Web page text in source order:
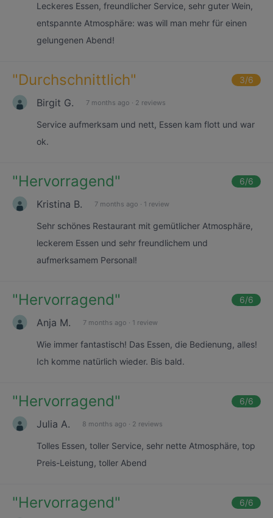
Leckeres Essen, freundlicher Service, sehr guter Wein,
entspannte Atmosphäre: was will man mehr für einen
gelungenen Abend!
"Durchschnittlich" 3/6
Birgit G. 7 months ago · 2 reviews
Service aufmerksam und nett, Essen kam flott und war
ok.
"Hervorragend" 6/6
Kristina B. 7 months ago · 1 review
Sehr schönes Restaurant mit gemütlicher Atmosphäre,
leckerem Essen und sehr freundlichem und
aufmerksamem Personal!
"Hervorragend" 6/6
Anja M. 7 months ago · 1 review
Wie immer fantastisch! Das Essen, die Bedienung, alles!
Ich komme natürlich wieder. Bis bald.
"Hervorragend" 6/6
Julia A. 8 months ago · 2 reviews
Tolles Essen, toller Service, sehr nette Atmosphäre, top
Preis-Leistung, toller Abend
"Hervorragend" 6/6